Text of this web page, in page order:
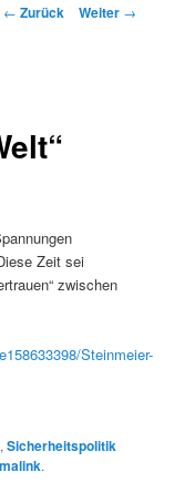
Beitragsnavigation
← Zurück Weiter →
Zeit sei
zwischen
Steinmeier-
,Sicherheitspolitik
.